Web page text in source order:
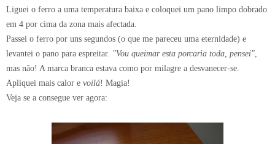
Liguei o ferro a uma temperatura baixa e coloquei um pano limpo dobrado
em 4 por cima da zona mais afectada.
Passei o ferro por uns segundos (o que me pareceu uma eternidade) e
levantei o pano para espreitar. "Vou queimar esta porcaria toda, pensei"
mas não! A marca branca estava como por milagre a desvanecer-se.
Apliquei mais calor e voilá! Magia!
Veja se a consegue ver agora: